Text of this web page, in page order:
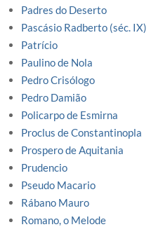
Padres do Deserto
Pascásio Radberto (séc. IX)
Patrício
Paulino de Nola
Pedro Crisólogo
Pedro Damião
Policarpo de Esmirna
Proclus de Constantinopla
Prospero de Aquitania
Prudencio
Pseudo Macario
Rábano Mauro
Romano, o Melode